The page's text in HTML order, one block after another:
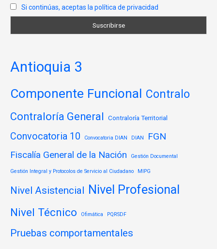
Si continúas, aceptas la política de privacidad
Antioquia 3
Componente Funcional Contralo
Contraloría General Contraloría Territorial
Convocatoria 10 Convocatoria DIAN DIAN
FGN
Fiscalía General de la Nación
Gestión Documental
Gestión Integral y Protocolos de Servicio al Ciudadano MIPG
Nivel Asistencial Nivel Profesional
Nivel Técnico Ofimática PQRSDF
Pruebas comportamentales